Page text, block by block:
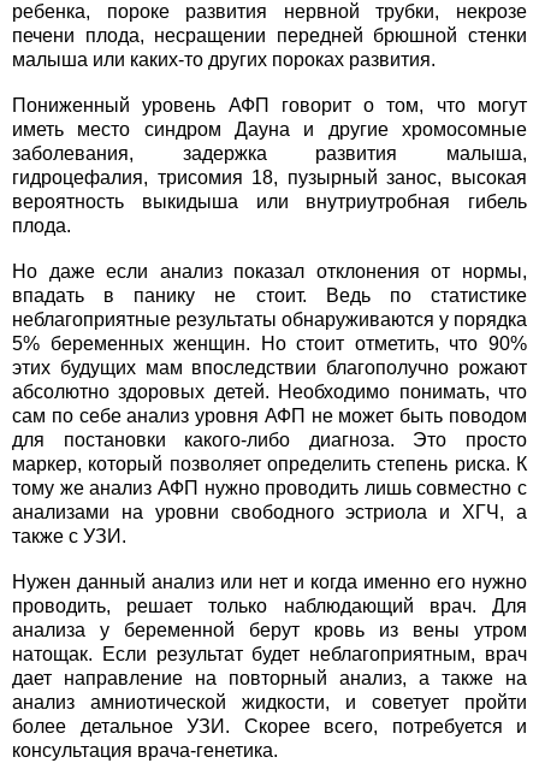
ребенка, пороке развития нервной трубки, некрозе
печени плода, несращении передней брюшной стенки
малыша или каких-то других пороках развития.
Пониженный уровень АФП говорит о том, что могут
иметь место синдром Дауна и другие хромосомные
заболевания, задержка развития малыша,
гидроцефалия, трисомия 18, пузырный занос, высокая
вероятность выкидыша или внутриутробная гибель
плода.
Но даже если анализ показал отклонения от нормы,
впадать в панику не стоит. Ведь по статистике
неблагоприятные результаты обнаруживаются у порядка
5% беременных женщин. Но стоит отметить, что 90%
этих будущих мам впоследствии благополучно рожают
абсолютно здоровых детей. Необходимо понимать, что
сам по себе анализ уровня АФП не может быть поводом
для постановки какого-либо диагноза. Это просто
маркер, который позволяет определить степень риска. К
тому же анализ АФП нужно проводить лишь совместно с
анализами на уровни свободного эстриола и ХГЧ, а
также с УЗИ.
Нужен данный анализ или нет и когда именно его нужно
проводить, решает только наблюдающий врач. Для
анализа у беременной берут кровь из вены утром
натощак. Если результат будет неблагоприятным, врач
дает направление на повторный анализ, а также на
анализ амниотической жидкости, и советует пройти
более детальное УЗИ. Скорее всего, потребуется и
консультация врача-генетика.